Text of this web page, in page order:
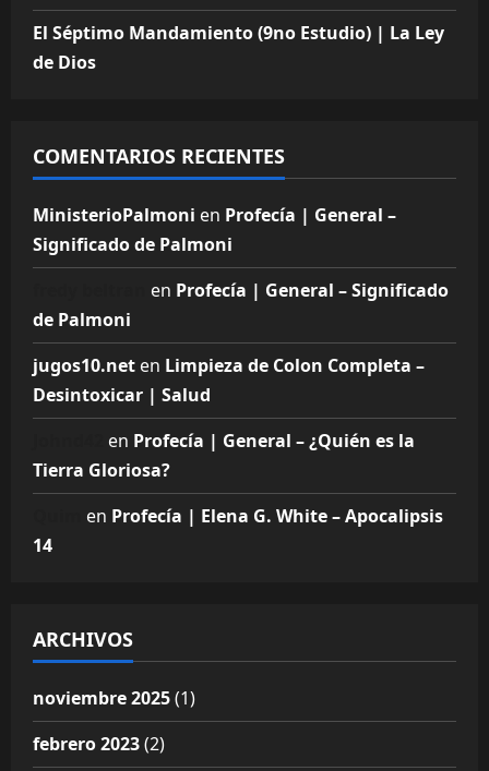
El Séptimo Mandamiento (9no Estudio) | La Ley
de Dios
COMENTARIOS RECIENTES
MinisterioPalmoni en Profecía | General –
Significado de Palmoni
en Profecía | General – Significado
de Palmoni
jugos10.net en Limpieza de Colon Completa –
Desintoxicar | Salud
en Profecía | General – ¿Quién es la
Tierra Gloriosa?
en Profecía | Elena G. White – Apocalipsis
14
ARCHIVOS
noviembre 2025(1)
febrero 2023(2)